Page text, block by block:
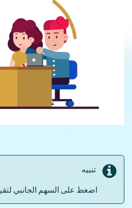
تنبيه
اضغط على السهم الجانبي